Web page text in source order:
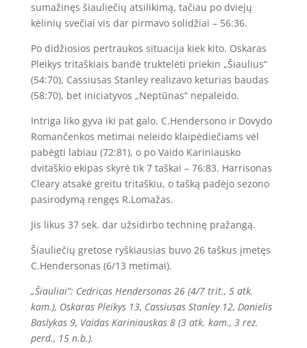
sumažinęs šiauliečių atsilikimą, tačiau po dviejų
kėlinių svečiai vis dar pirmavo solidžiai – 56:36.
Po didžiosios pertraukos situacija kiek kito. Oskaras
Pleikys tritaškiais bandė truktelėti priekin „Šiaulius“
(54:70), Cassiusas Stanley realizavo keturias baudas
(58:70), bet iniciatyvos „Neptūnas“ nepaleido.
Intriga liko gyva iki pat galo. C.Hendersono ir Dovydo
Romančenkos metimai neleido klaipėdiečiams vėl
pabėgti labiau (72:81), o po Vaido Kariniausko
dvitaškio ekipas skyrė tik 7 taškai – 76:83. Harrisonas
Cleary atsakė greitu tritaškiu, o tašką padėjo sezono
pasirodymą rengęs R.Lomažas.
Jis likus 37 sek. dar užsidirbo techninę pražangą.
Šiauliečių gretose ryškiausias buvo 26 taškus įmetęs
C.Hendersonas (6/13 metimai).
„Šiauliai“: Cedricas Hendersonas 26 (4/7 trit., 5 atk.
kam.), Oskaras Pleikys 13, Cassiusas Stanley 12, Danielis
Baslykas 9, Vaidas Kariniauskas 8 (3 atk. kam., 3 rez.
perd., 15 n.b.).